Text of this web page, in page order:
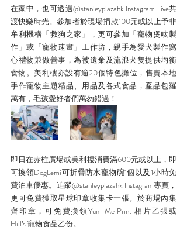
在家中，也可透過@stanleyplazahk Instagram Live共
渡快樂時光。參加者於現場捐款100元或以上予非
牟利機構「救狗之家」，更可參加「寵物煲呔製
作」或「寵物速畫」工作坊，親手為愛犬製作窩
心禮物兼做善事，為被遺棄及流浪犬隻提供均衡
食物。美利樓亦設有逾20個特色攤位，售賣本地
手作寵物主題精品、用品及各式食品，產品包羅
萬有，毛孩愛好者們萬勿錯過！
即日在赤柱廣場或美利樓消費滿600元或以上，即
可換領DogLemi可折疊防水寵物碗1個以及1小時免
費泊車優惠。追蹤@stanleyplazahk Instagram專頁，
更可免費獲取星球印章收集卡一張。於商場內集
齊印章，可免費換領Yum Me Print 相片乙張或
Hill’s 寵物食品乙份。